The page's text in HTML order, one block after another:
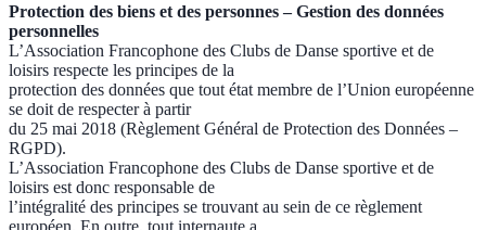
Protection des biens et des personnes – Gestion des données
personnelles
L’Association Francophone des Clubs de Danse sportive et de
loisirs respecte les principes de la
protection des données que tout état membre de l’Union européenne
se doit de respecter à partir
du 25 mai 2018 (Règlement Général de Protection des Données –
RGPD).
L’Association Francophone des Clubs de Danse sportive et de
loisirs est donc responsable de
l’intégralité des principes se trouvant au sein de ce règlement
européen. En outre, tout internaute a